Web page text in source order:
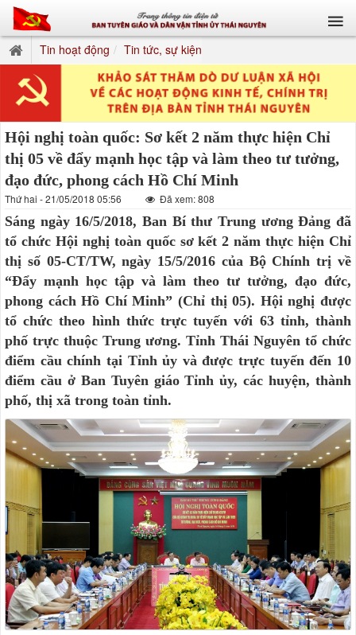
Tin hoạt động Tin tức, sự kiện
Hội nghị toàn quốc: Sơ kết 2 năm thực hiện Chỉ
thị 05 về đẩy mạnh học tập và làm theo tư tưởng,
đạo đức, phong cách Hồ Chí Minh
Thứ hai - 21/05/2018 05:56 Đã xem: 808
Sáng ngày 16/5/2018, Ban Bí thư Trung ương Đảng đã
tổ chức Hội nghị toàn quốc sơ kết 2 năm thực hiện Chỉ
thị số 05-CT/TW, ngày 15/5/2016 của Bộ Chính trị về
“Đẩy mạnh học tập và làm theo tư tưởng, đạo đức,
phong cách Hồ Chí Minh” (Chỉ thị 05). Hội nghị được
tổ chức theo hình thức trực tuyến với 63 tỉnh, thành
phố trực thuộc Trung ương. Tỉnh Thái Nguyên tổ chức
điểm cầu chính tại Tỉnh ủy và được trực tuyến đến 10
điểm cầu ở Ban Tuyên giáo Tỉnh ủy, các huyện, thành
phố, thị xã trong toàn tỉnh.